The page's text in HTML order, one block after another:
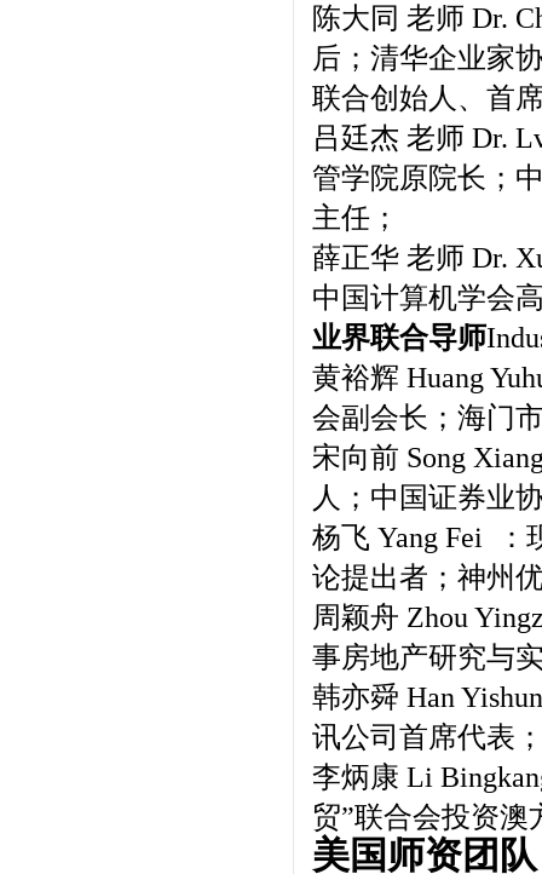
陈大同 老师 Dr.
后；清华企业家
联合创始人、首
吕廷杰 老师 Dr.
管学院原院长；
主任；
薛正华 老师 Dr.
中国计算机学会
业界联合导师
黄裕辉 Huang
会副会长；海门
宋向前 Song
人；中国证券业
杨飞 Yang Fei ：
论提出者；神州
周颖舟 Zhou
事房地产研究与
韩亦舜 Han
讯公司首席代表
李炳康 Li
贸”联合会投资
美国师资团队